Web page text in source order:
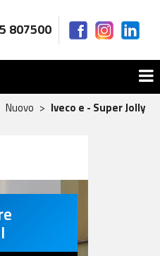
807500
Nuovo Iveco e - Super Jolly